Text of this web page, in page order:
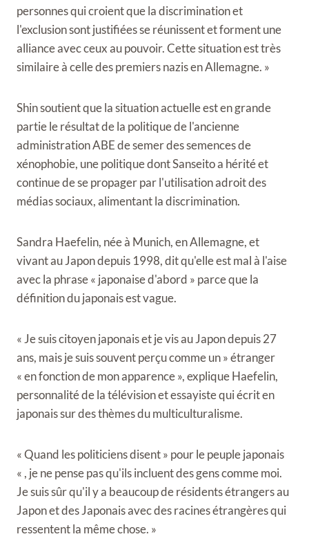
personnes qui croient que la discrimination et
l'exclusion sont justifiées se réunissent et forment une
alliance avec ceux au pouvoir. Cette situation est très
similaire à celle des premiers nazis en Allemagne. »
Shin soutient que la situation actuelle est en grande
partie le résultat de la politique de l'ancienne
administration ABE de semer des semences de
xénophobie, une politique dont Sanseito a hérité et
continue de se propager par l'utilisation adroit des
médias sociaux, alimentant la discrimination.
Sandra Haefelin, née à Munich, en Allemagne, et
vivant au Japon depuis 1998, dit qu'elle est mal à l'aise
avec la phrase « japonaise d'abord » parce que la
définition du japonais est vague.
« Je suis citoyen japonais et je vis au Japon depuis 27
ans, mais je suis souvent perçu comme un » étranger
« en fonction de mon apparence », explique Haefelin,
personnalité de la télévision et essayiste qui écrit en
japonais sur des thèmes du multiculturalisme.
« Quand les politiciens disent » pour le peuple japonais
« , je ne pense pas qu'ils incluent des gens comme moi.
Je suis sûr qu'il y a beaucoup de résidents étrangers au
Japon et des Japonais avec des racines étrangères qui
ressentent la même chose. »